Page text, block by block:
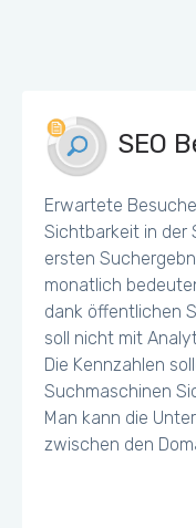
SEO
Erwartete
Sichtbarkeit in der
ersten
monatlich
dank öffentlichen
soll nicht mit
Die Kennzahlen
Suchmaschinen
Man kann die
zwischen den